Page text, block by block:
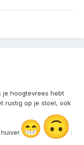
je hoogtevrees hebt
rustig op je stoel, ook
😁🙃 :